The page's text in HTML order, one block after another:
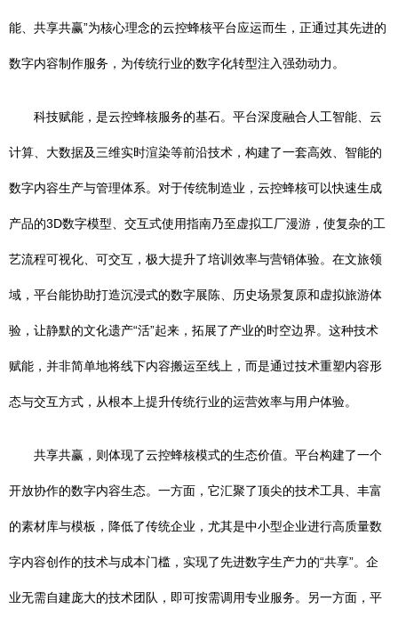
能、共享共赢”为核心理念的云控蜂核平台应运而生，正通过其先进的
数字内容制作服务，为传统行业的数字化转型注入强劲动力。
科技赋能，是云控蜂核服务的基石。平台深度融合人工智能、云
计算、大数据及三维实时渲染等前沿技术，构建了一套高效、智能的
数字内容生产与管理体系。对于传统制造业，云控蜂核可以快速生成
产品的3D数字模型、交互式使用指南乃至虚拟工厂漫游，使复杂的工
艺流程可视化、可交互，极大提升了培训效率与营销体验。在文旅领
域，平台能协助打造沉浸式的数字展陈、历史场景复原和虚拟旅游体
验，让静默的文化遗产“活”起来，拓展了产业的时空边界。这种技术
赋能，并非简单地将线下内容搬运至线上，而是通过技术重塑内容形
态与交互方式，从根本上提升传统行业的运营效率与用户体验。
共享共赢，则体现了云控蜂核模式的生态价值。平台构建了一个
开放协作的数字内容生态。一方面，它汇聚了顶尖的技术工具、丰富
的素材库与模板，降低了传统企业，尤其是中小型企业进行高质量数
字内容创作的技术与成本门槛，实现了先进数字生产力的“共享”。企
业无需自建庞大的技术团队，即可按需调用专业服务。另一方面，平